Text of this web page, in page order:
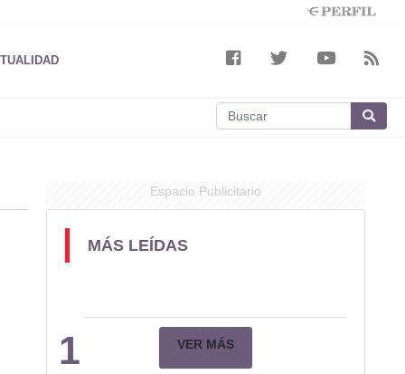
Espacio Publicitario
MÁS LEÍDAS
1 VER MÁS